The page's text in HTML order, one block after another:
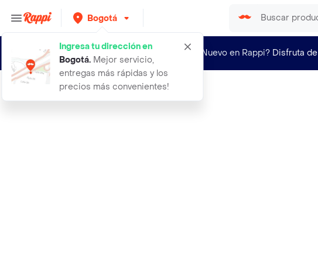
Bogotá
Ingresa tu dirección en
Bogotá. Mejor servicio,
entregas más rápidas y los
precios más convenientes!
¿Nuevo en Rappi? Disfruta de
labial shine bomb catrice